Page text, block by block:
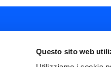
Questo sito web